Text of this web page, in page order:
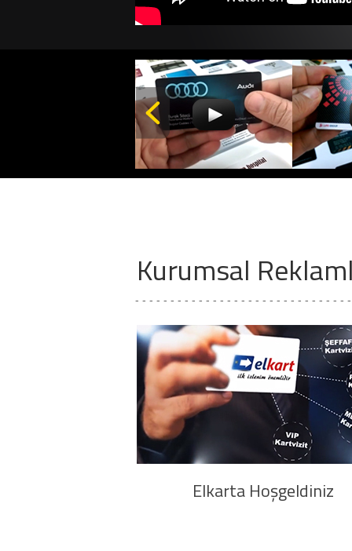
Elkarta Hoşgeldiniz
- - - - - - - - - - - - - - - - - - - - - - - - - - - - - -
Kurumsal